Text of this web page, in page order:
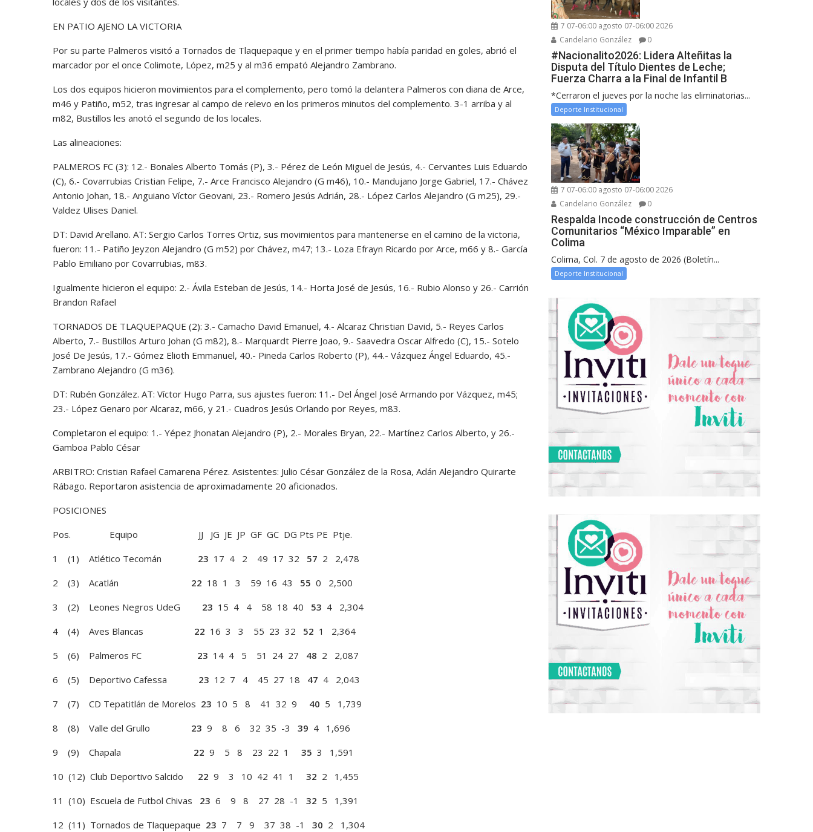
EN PATIO AJENO LA VICTORIA
Por su parte Palmeros visitó a Tornados de Tlaquepaque y en el primer tiempo había paridad en goles, abrió el
marcador por el once Colimote, López, m25 y al m36 empató Alejandro Zambrano.
Los dos equipos hicieron movimientos para el complemento, pero tomó la delantera Palmeros con diana de Arce,
m46 y Patiño, m52, tras ingresar al campo de relevo en los primeros minutos del complemento. 3-1 arriba y al
m82, Bustillos les anotó el segundo de los locales.
Las alineaciones:
PALMEROS FC (3): 12.- Bonales Alberto Tomás (P), 3.- Pérez de León Miguel de Jesús, 4.- Cervantes Luis Eduardo
(C), 6.- Covarrubias Cristian Felipe, 7.- Arce Francisco Alejandro (G m46), 10.- Mandujano Jorge Gabriel, 17.- Chávez
Antonio Johan, 18.- Anguiano Víctor Geovani, 23.- Romero Jesús Adrián, 28.- López Carlos Alejandro (G m25), 29.-
Valdez Ulises Daniel.
DT: David Arellano. AT: Sergio Carlos Torres Ortiz, sus movimientos para mantenerse en el camino de la victoria,
fueron: 11.- Patiño Jeyzon Alejandro (G m52) por Chávez, m47; 13.- Loza Efrayn Ricardo por Arce, m66 y 8.- García
Pablo Emiliano por Covarrubias, m83.
Igualmente hicieron el equipo: 2.- Ávila Esteban de Jesús, 14.- Horta José de Jesús, 16.- Rubio Alonso y 26.- Carrión
Brandon Rafael
TORNADOS DE TLAQUEPAQUE (2): 3.- Camacho David Emanuel, 4.- Alcaraz Christian David, 5.- Reyes Carlos
Alberto, 7.- Bustillos Arturo Johan (G m82), 8.- Marquardt Pierre Joao, 9.- Saavedra Oscar Alfredo (C), 15.- Sotelo
José De Jesús, 17.- Gómez Elioth Emmanuel, 40.- Pineda Carlos Roberto (P), 44.- Vázquez Ángel Eduardo, 45.-
Zambrano Alejandro (G m36).
DT: Rubén González. AT: Víctor Hugo Parra, sus ajustes fueron: 11.- Del Ángel José Armando por Vázquez, m45;
23.- López Genaro por Alcaraz, m66, y 21.- Cuadros Jesús Orlando por Reyes, m83.
Completaron el equipo: 1.- Yépez Jhonatan Alejandro (P), 2.- Morales Bryan, 22.- Martínez Carlos Alberto, y 26.-
Gamboa Pablo César
ARBITRO: Cristian Rafael Camarena Pérez. Asistentes: Julio César González de la Rosa, Adán Alejandro Quirarte
Rábago. Reportaron asistencia de aproximadamente 20 aficionados.
POSICIONES
Pos. Equipo JJ JG JE JP GF GC DG Pts PE Ptje.
1 (1) Atlético Tecomán 23 17 4 2 49 17 32 57 2 2,478
2 (3) Acatlán 22 18 1 3 59 16 43 55 0 2,500
3 (2) Leones Negros UdeG 23 15 4 4 58 18 40 53 4 2,304
4 (4) Aves Blancas 22 16 3 3 55 23 32 52 1 2,364
5 (6) Palmeros FC 23 14 4 5 51 24 27 48 2 2,087
6 (5) Deportivo Cafessa 23 12 7 4 45 27 18 47 4 2,043
7 (7) CD Tepatitlán de Morelos 23 10 5 8 41 32 9 40 5 1,739
8 (8) Valle del Grullo 23 9 8 6 32 35 -3 39 4 1,696
9 (9) Chapala 22 9 5 8 23 22 1 35 3 1,591
10 (12) Club Deportivo Salcido 22 9 3 10 42 41 1 32 2 1,455
11 (10) Escuela de Futbol Chivas 23 6 9 8 27 28 -1 32 5 1,391
12 (11) Tornados de Tlaquepaque 23 7 7 9 37 38 -1 30 2 1,304
7 07-06:00 agosto 07-06:00 2026
Candelario González
0
#Nacionalito2026: Lidera Alteñitas la
Disputa del Título Dientes de Leche;
Fuerza Charra a la Final de Infantil B
*Cerraron el jueves por la noche las eliminatorias...
Deporte Institucional
7 07-06:00 agosto 07-06:00 2026
Candelario González
0
Respalda Incode construcción de Centros
Comunitarios “México Imparable” en
Colima
Colima, Col. 7 de agosto de 2026 (Boletín...
Deporte Institucional